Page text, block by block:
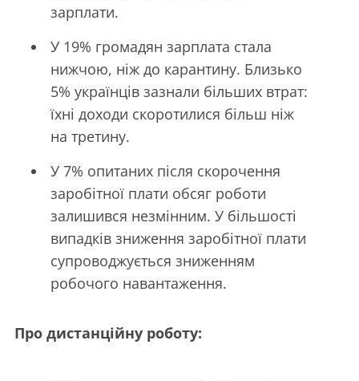
зарплати.
У 19% громадян зарплата стала
нижчою, ніж до карантину. Близько
5% українців зазнали більших втрат:
їхні доходи скоротилися більш ніж
на третину.
У 7% опитаних після скорочення
заробітної плати обсяг роботи
залишився незмінним. У більшості
випадків зниження заробітної плати
супроводжується зниженням
робочого навантаження.
Про дистанційну роботу: